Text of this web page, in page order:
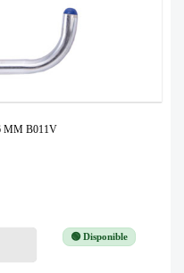
MM B011V
🟢 Disponible